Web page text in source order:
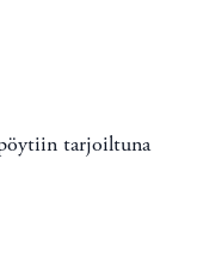
tarjoiltuna